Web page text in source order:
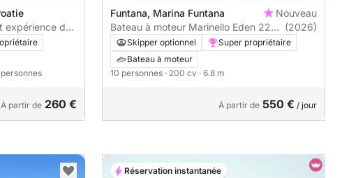
expérience de
À partir de 260 €
Funtana, Marina Funtana
Nouveau
Bateau à moteur Marinello Eden 22
200cv
(2026)
Skipper optionnel
Super propriétaire
Bateau à moteur
10 personnes · 200 cv · 6.8 m
À partir de 550 € / jour
Réservation instantanée